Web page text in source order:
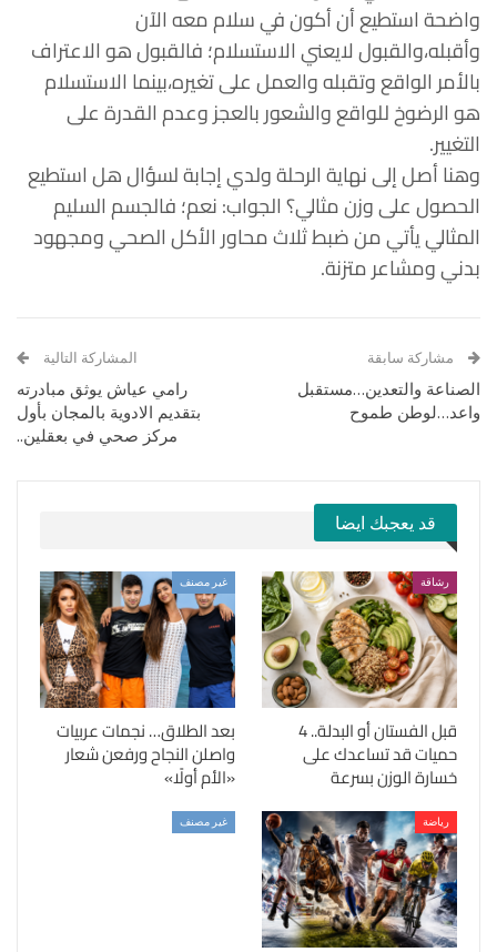
واضحة استطيع أن أكون في سلام معه الآن
وأقبله،والقبول لايعني الاستسلام؛ فالقبول هو الاعتراف
بالأمر الواقع وتقبله والعمل على تغيره،بينما الاستسلام
هو الرضوخ للواقع والشعور بالعجز وعدم القدرة على
التغيير.
وهنا أصل إلى نهاية الرحلة ولدي إجابة لسؤال هل استطيع
الحصول على وزن مثالي؟ الجواب: نعم؛ فالجسم السليم
المثالي يأتي من ضبط ثلاث محاور الأكل الصحي ومجهود
بدني ومشاعر متزنة.
مشاركة سابقة
الصناعة والتعدين…مستقبل
واعد…لوطن طموح
المشاركة التالية
رامي عياش يوثق مبادرته
بتقديم الادوية بالمجان بأول
مركز صحي في بعقلين..
قد يعجبك ايضا
رشاقة
قبل الفستان أو البدلة.. 4
حميات قد تساعدك على
خسارة الوزن بسرعة
غير مصنف
بعد الطلاق… نجمات عربيات
واصلن النجاح ورفعن شعار
«الأم أولًا»
رياضة غير مصنف